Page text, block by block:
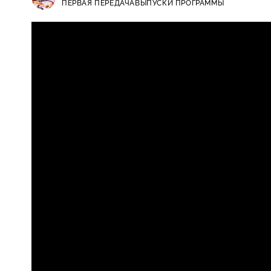
ПЕРВАЯ ПЕРЕДАЧАВЫПУСКИ ПРОГРАММЫ